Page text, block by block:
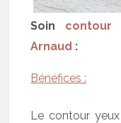
Soin contour
Arnaud :
Bénéfices :
Le contour